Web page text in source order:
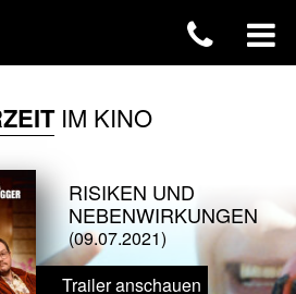
IM KINO
RISIKEN UND
NEBENWIRKUNGEN
(09.07.2021)
Trailer anschauen